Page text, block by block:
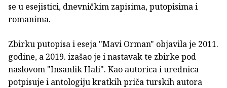
se u esejistici, dnevničkim zapisima, putopisima i
romanima.
Zbirku putopisa i eseja "Mavi Orman" objavila je 2011.
godine, a 2019. izašao je i nastavak te zbirke pod
naslovom "Insanlik Hali". Kao autorica i urednica
potpisuje i antologiju kratkih priča turskih autora